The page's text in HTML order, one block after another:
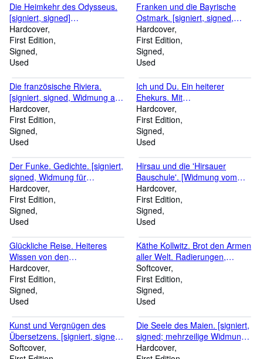
Die Heimkehr des Odysseus.
[signiert, signed]
Novellenzyklus.
Hardcover
First Edition
Signed
Used
Franken und die Bayrische
Ostmark. [signiert, signed,
Widmung]. Mit 85 Aufnahmen.
Hardcover
First Edition
Signed
Used
Die französische Riviera.
[signiert, signed, Widmung an
Alfons Ott]. Reihe: Das kleine
Kunstbuch.
Hardcover
First Edition
Signed
Used
Ich und Du. Ein heiterer
Ehekurs. Mit
Federzeichnungen von W.M.
Busch. [signiert, signed von
Niemer].
Hardcover
First Edition
Signed
Used
Der Funke. Gedichte. [signiert,
signed, Widmung für
Schönwiese].
Hardcover
First Edition
Signed
Used
Hirsau und die 'Hirsauer
Bauschule'. [Widmung vom
Verleger Hugo Schnell].
Hardcover
First Edition
Signed
Used
Glückliche Reise. Heiteres
Wissen von den
Reisegenüssen. [signiert,
signed, Widmung an Siegfried
Freiberg].
Hardcover
First Edition
Signed
Used
Käthe Kollwitz. Brot den Armen
aller Welt. Radierungen,
Lithographien, Zeichnungen
und Bronzen von Käthe Kollwitz
aus der Sammlung Helmut
Goedeckemeyer.[mit
Softcover
First Edition
Signed
Used
Kunst und Vergnügen des
Übersetzens. [signiert, signed].
Reihe: opuscula Bd. 24 - aus
Softcover
Die Seele des Maien. [signiert,
signed; mehrzeilige Widmung
von Hermann Burte]. Gedichte
Hardcover